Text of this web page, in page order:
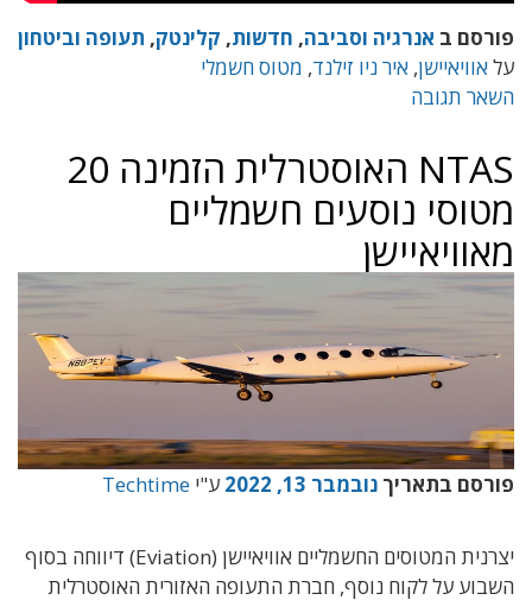
פורסם ב אנרגיה וסביבה, חדשות, קלינטק, תעופה וביטחון
עלאוויאיישן, איר ניו זילנד, מטוס חשמלי
השאר תגובה
NTAS האוסטרלית הזמינה 20
מטוסי נוסעים חשמליים
מאוויאיישן
פורסם בתאריך נובמבר 13, 2022 ע"י Techtime
יצרנית המטוסים החשמליים אוויאיישן (Eviation) דיווחה בסוף
השבוע על לקוח נוסף, חברת התעופה האזורית האוסטרלית